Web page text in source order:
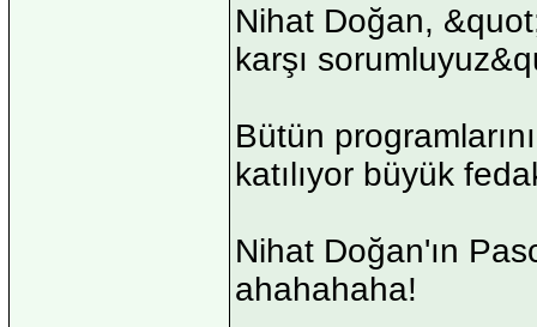
Nihat Doğan,
karşı
Bütün
katılıyor büyük
Nihat Doğan'ın
ahahahaha!